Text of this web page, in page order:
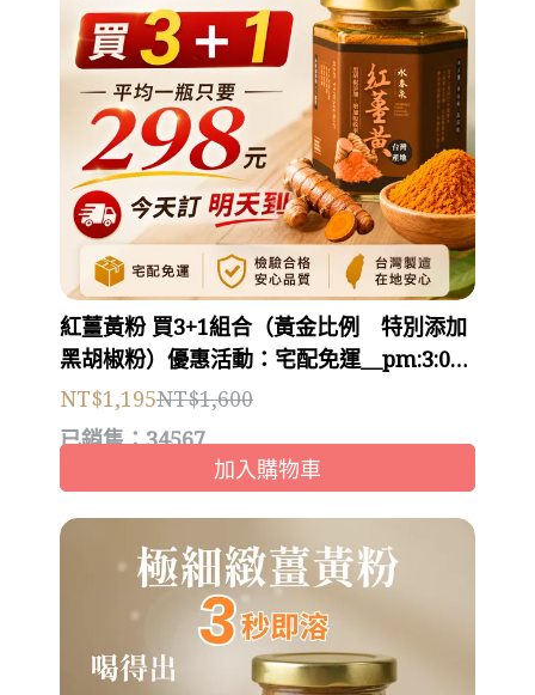
紅薑黃粉 買3+1組合（黃金比例 特別添加
黑胡椒粉）優惠活動：宅配免運＿pm:3:00
前下單，隔日到貨，遇假日延後
NT$1,195NT$1,600
已銷售：34567
加入購物車